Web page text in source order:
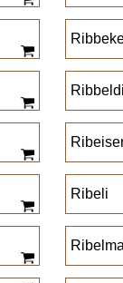
Ribeli